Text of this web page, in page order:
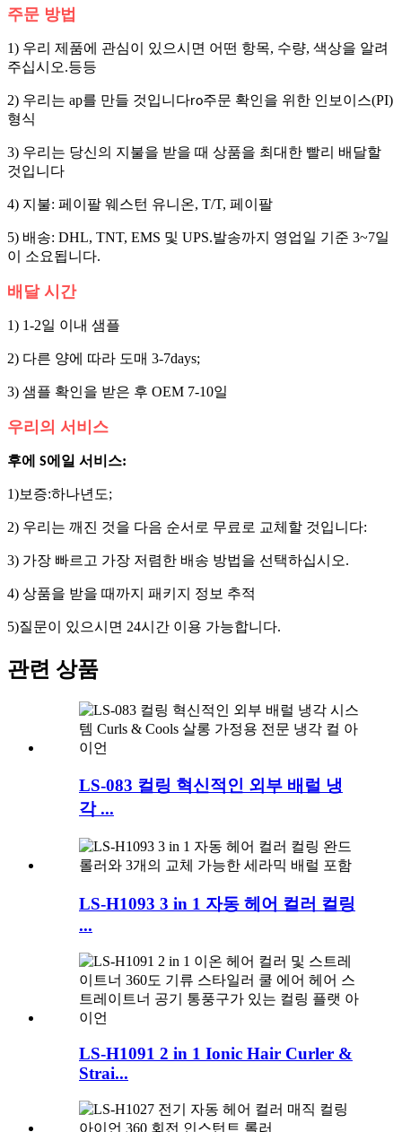
주문 방법
1) 우리 제품에 관심이 있으시면 어떤 항목, 수량, 색상을 알려
주십시오.등등
2) 우리는 ap를 만들 것입니다ro주문 확인을 위한 인보이스(PI)
형식
3) 우리는 당신의 지불을 받을 때 상품을 최대한 빨리 배달할
것입니다
4) 지불: 페이팔 웨스턴 유니온, T/T, 페이팔
5) 배송: DHL, TNT, EMS 및 UPS.발송까지 영업일 기준 3~7일
이 소요됩니다.
배달 시간
1) 1-2일 이내 샘플
2) 다른 양에 따라 도매 3-7days;
3) 샘플 확인을 받은 후 OEM 7-10일
우리의 서비스
후에 S에일 서비스:
1)보증:하나년도;
2) 우리는 깨진 것을 다음 순서로 무료로 교체할 것입니다:
3) 가장 빠르고 가장 저렴한 배송 방법을 선택하십시오.
4) 상품을 받을 때까지 패키지 정보 추적
5)질문이 있으시면 24시간 이용 가능합니다.
관련 상품
LS-083 컬링 혁신적인 외부 배럴 냉
각 ...
LS-H1093 3 in 1 자동 헤어 컬러 컬링
...
LS-H1091 2 in 1 Ionic Hair Curler &
Strai...